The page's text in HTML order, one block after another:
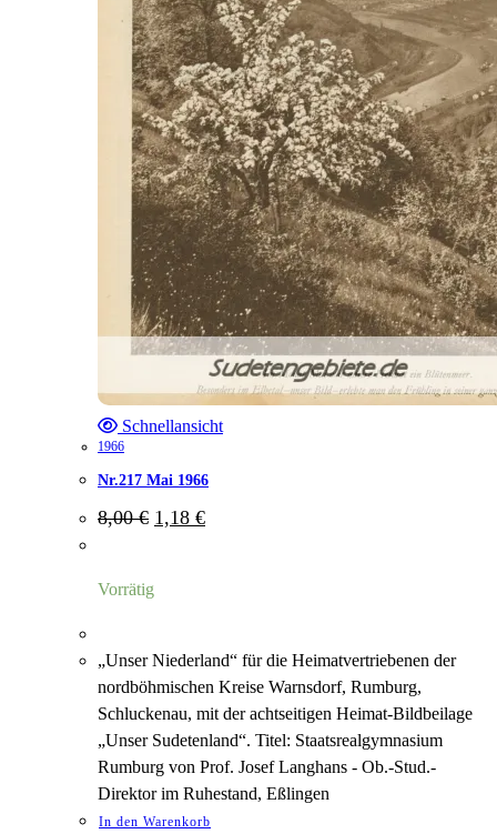
Schnellansicht
1966
Nr.217 Mai 1966
8,00€ Ursprünglicher
Preis
1,18 €Aktueller
Preis
Vorrätig
„Unser Niederland“ für die Heimatvertriebenen der
nordböhmischen Kreise Warnsdorf, Rumburg,
Schluckenau, mit der achtseitigen Heimat-Bildbeilage
„Unser Sudetenland“. Titel: Staatsrealgymnasium
Rumburg von Prof. Josef Langhans - Ob.-Stud.-
Direktor im Ruhestand, Eßlingen
In den Warenkorb